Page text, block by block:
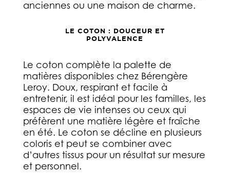
anciennes ou une maison de charme.
LE COTON : DOUCEUR ET
POLYVALENCE
Le coton complète la palette de
matières disponibles chez Bérengère
Leroy. Doux, respirant et facile à
entretenir, il est idéal pour les familles, les
espaces de vie intenses ou ceux qui
préfèrent une matière légère et fraîche
en été. Le coton se décline en plusieurs
coloris et peut se combiner avec
d’autres tissus pour un résultat sur mesure
et personnel.